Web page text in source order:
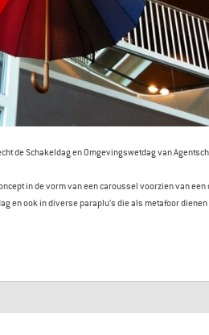
de Schakeldag en Omgevingswetdag van
in de vorm van een caroussel voorzien van
en ook in diverse paraplu’s die als metafoor